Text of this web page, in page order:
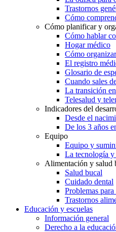
Trastornos
Cómo
Cómo planificar y
Cómo hablar
Hogar médico
Cómo
El registro
Glosario de
Cuando sales
La transición
Telesalud y
Indicadores del
Desde el
De los 3 años
Equipo
Equipo y
La tecnología y
Alimentación y salud
Salud bucal
Cuidado dental
Problemas
Trastornos
Educación y escuelas
Información general
Derecho a la